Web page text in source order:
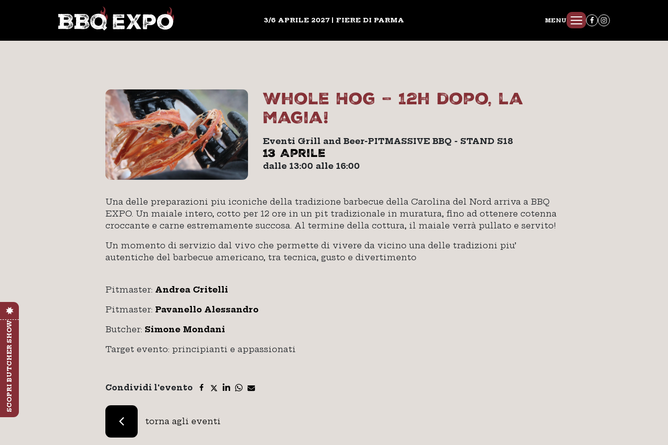
3/6 APRILE 2027 | FIERE DI PARMA MENU
SCOPRI BUTCHER SHOW
Whole Hog – 12h dopo, la
magia!
Eventi Grill and Beer-PITMASSIVE BBQ - STAND S18
13 Aprile
dalle 13:00 alle 16:00
Una delle preparazioni piu iconiche della tradizione barbecue della Carolina del Nord arriva a BBQ
EXPO. Un maiale intero, cotto per 12 ore in un pit tradizionale in muratura, fino ad ottenere cotenna
croccante e carne estremamente succosa. Al termine della cottura, il maiale verrà pullato e servito!
Un momento di servizio dal vivo che permette di vivere da vicino una delle tradizioni piu’
autentiche del barbecue americano, tra tecnica, gusto e divertimento
Pitmaster: Andrea Critelli
Pitmaster: Pavanello Alessandro
Butcher: Simone Mondani
Target evento: principianti e appassionati
Condividi l'evento
torna agli eventi